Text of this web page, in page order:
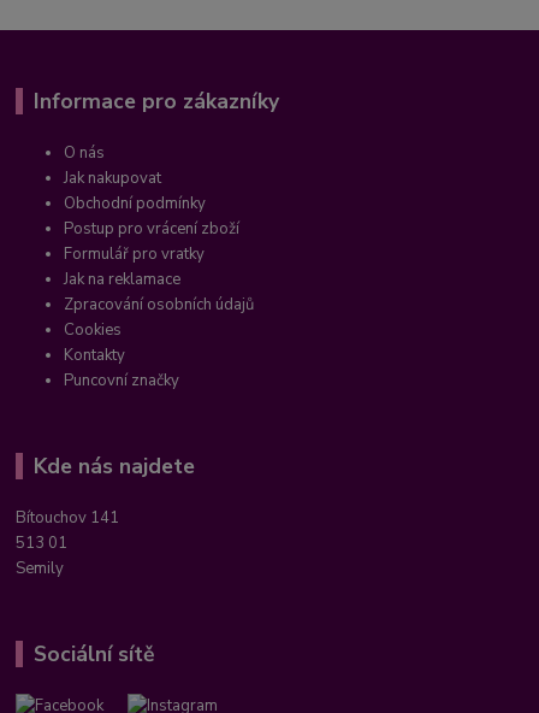
Informace pro zákazníky
O nás
Jak nakupovat
Obchodní podmínky
Postup pro vrácení zboží
Formulář pro vratky
Jak na reklamace
Zpracování osobních údajů
Cookies
Kontakty
Puncovní značky
Kde nás najdete
Bítouchov 141
513 01
Semily
Sociální sítě